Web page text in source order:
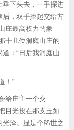
垂下头去，一手探进
后，双手捧起交给方
庄最高权力的象
十几位洞庭山庄的
：“日后我洞庭山
！”
给庄主一个交
目光投在那支玉如
泽。显是个稀世之